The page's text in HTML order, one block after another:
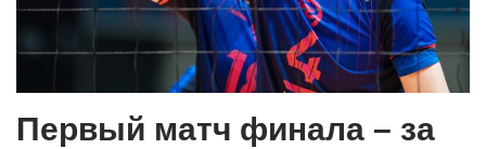
Первый матч финала – за